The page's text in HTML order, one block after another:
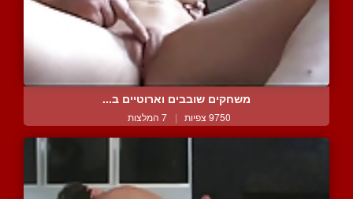
משחקים שובבים וארוטיים ב...
9750 צפיות | 7 המלצות